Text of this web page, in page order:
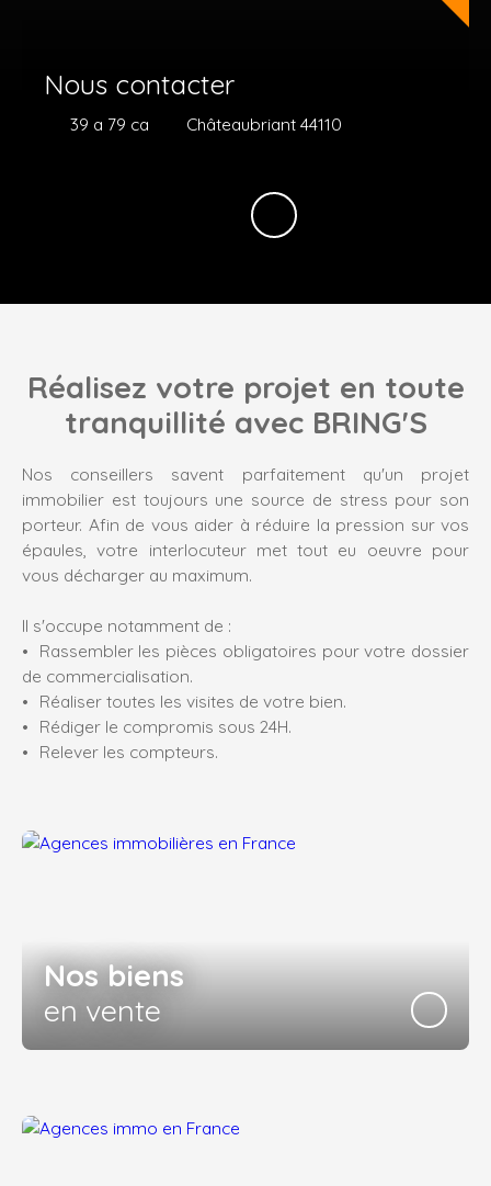
Nous contacter
39 a 79 ca Châteaubriant 44110
Réalisez votre projet en toute
tranquillité avec BRING'S
Nos conseillers savent parfaitement qu'un projet
immobilier est toujours une source de stress pour son
porteur. Afin de vous aider à réduire la pression sur vos
épaules, votre interlocuteur met tout eu oeuvre pour
vous décharger au maximum.
Il s'occupe notamment de :
Rassembler les pièces obligatoires pour votre dossier
de commercialisation.
Réaliser toutes les visites de votre bien.
Rédiger le compromis sous 24H.
Relever les compteurs.
Nos biens
en vente